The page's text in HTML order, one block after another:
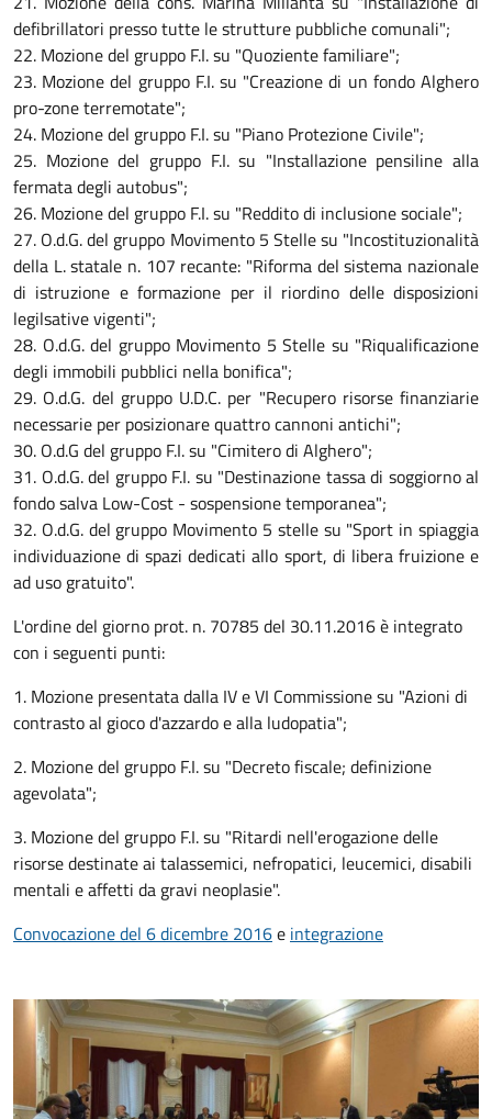
defibrillatori presso tutte le strutture pubbliche comunali";
22. Mozione del gruppo F.I. su "Quoziente familiare";
23. Mozione del gruppo F.I. su "Creazione di un fondo Alghero
pro-zone terremotate";
24. Mozione del gruppo F.I. su "Piano Protezione Civile";
25. Mozione del gruppo F.I. su "Installazione pensiline alla
fermata degli autobus";
26. Mozione del gruppo F.I. su "Reddito di inclusione sociale";
27. O.d.G. del gruppo Movimento 5 Stelle su "Incostituzionalità
della L. statale n. 107 recante: "Riforma del sistema nazionale
di istruzione e formazione per il riordino delle disposizioni
legilsative vigenti";
28. O.d.G. del gruppo Movimento 5 Stelle su "Riqualificazione
degli immobili pubblici nella bonifica";
29. O.d.G. del gruppo U.D.C. per "Recupero risorse finanziarie
necessarie per posizionare quattro cannoni antichi";
30. O.d.G del gruppo F.I. su "Cimitero di Alghero";
31. O.d.G. del gruppo F.I. su "Destinazione tassa di soggiorno al
fondo salva Low-Cost - sospensione temporanea";
32. O.d.G. del gruppo Movimento 5 stelle su "Sport in spiaggia
individuazione di spazi dedicati allo sport, di libera fruizione e
ad uso gratuito".
L'ordine del giorno prot. n. 70785 del 30.11.2016 è integrato
con i seguenti punti:
1. Mozione presentata dalla IV e VI Commissione su "Azioni di
contrasto al gioco d'azzardo e alla ludopatia";
2. Mozione del gruppo F.I. su "Decreto fiscale; definizione
agevolata";
3. Mozione del gruppo F.I. su "Ritardi nell'erogazione delle
risorse destinate ai talassemici, nefropatici, leucemici, disabili
mentali e affetti da gravi neoplasie".
Convocazione del 6 dicembre 2016e integrazione